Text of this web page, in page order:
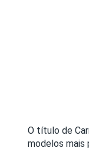
O título de
modelos mais